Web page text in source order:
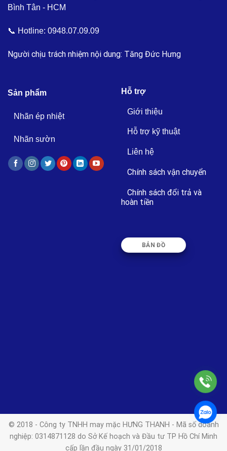
Bình Tân - HCM
📞 Hotline: 0948.07.09.09
Người chịu trách nhiệm nội dung: Tăng Đức Hưng
Sản phẩm
Nhãn ép nhiệt
Nhãn sườn
Hỗ trợ
Giới thiệu
Hỗ trợ kỹ thuật
Liên hệ
Chính sách vận chuyển
Chính sách đổi trả và
hoàn tiền
BẢN ĐỒ
© 2018 - Công ty TNHH may mặc HƯNG THANH - Mã số doanh
nghiệp: 0314871128 do Sở Kế hoạch và Đầu tư TP Hồ Chí Minh
cấp lần đầu ngày 31/01/2018